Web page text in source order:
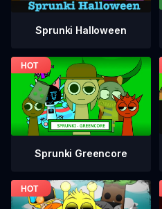
Sprunki Halloween
Sprunki Greencore